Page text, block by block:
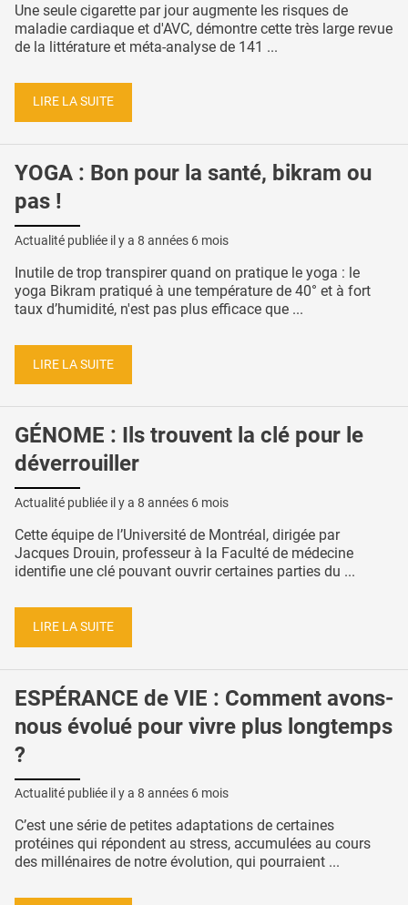
Une seule cigarette par jour augmente les risques de
maladie cardiaque et d'AVC, démontre cette très large revue
de la littérature et méta-analyse de 141 ...
LIRE LA SUITE
YOGA : Bon pour la santé, bikram ou
pas !
Actualité publiée il y a 8 années 6 mois
Inutile de trop transpirer quand on pratique le yoga : le
yoga Bikram pratiqué à une température de 40° et à fort
taux d’humidité, n'est pas plus efficace que ...
LIRE LA SUITE
GÉNOME : Ils trouvent la clé pour le
déverrouiller
Actualité publiée il y a 8 années 6 mois
Cette équipe de l’Université de Montréal, dirigée par
Jacques Drouin, professeur à la Faculté de médecine
identifie une clé pouvant ouvrir certaines parties du ...
LIRE LA SUITE
ESPÉRANCE de VIE : Comment avons-
nous évolué pour vivre plus longtemps
?
Actualité publiée il y a 8 années 6 mois
C’est une série de petites adaptations de certaines
protéines qui répondent au stress, accumulées au cours
des millénaires de notre évolution, qui pourraient ...